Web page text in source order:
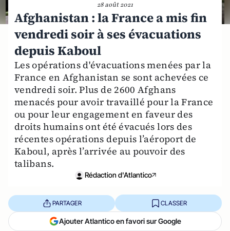
28 août 2021
Afghanistan : la France a mis fin
vendredi soir à ses évacuations
depuis Kaboul
Les opérations d'évacuations menées par la
France en Afghanistan se sont achevées ce
vendredi soir. Plus de 2600 Afghans
menacés pour avoir travaillé pour la France
ou pour leur engagement en faveur des
droits humains ont été évacués lors des
récentes opérations depuis l’aéroport de
Kaboul, après l’arrivée au pouvoir des
talibans.
Rédaction d'Atlantico
PARTAGER CLASSER
Ajouter Atlantico en favori sur Google